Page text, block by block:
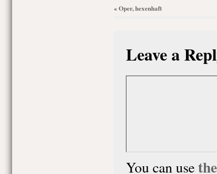
« Oper, hexenhaft
Leave a
You can use